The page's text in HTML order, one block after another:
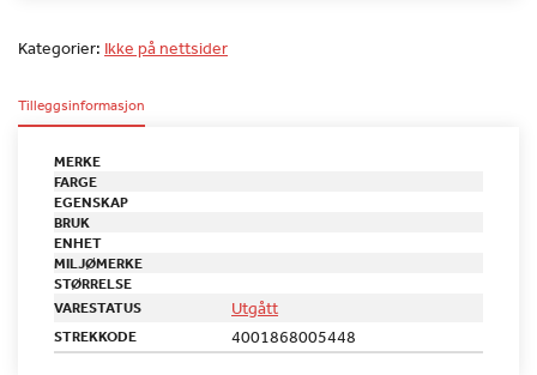
Kategorier: Ikke på nettsider
Tilleggsinformasjon
MERKE
FARGE
EGENSKAP
BRUK
ENHET
MILJØMERKE
STØRRELSE
VARESTATUS
Utgått
STREKKODE 4001868005448